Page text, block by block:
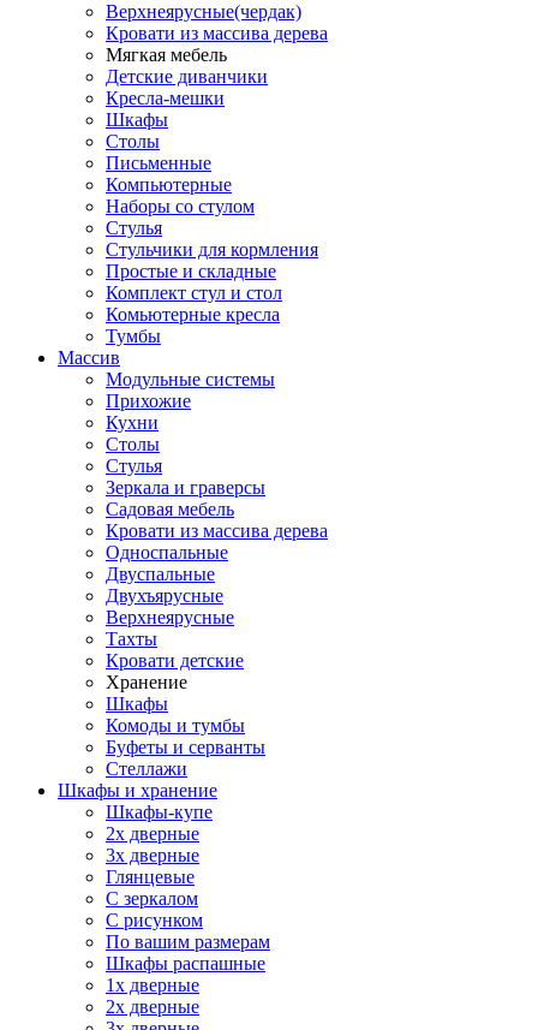
Верхнеярусные(чердак)
Кровати из массива дерева
Мягкая мебель
Детские диванчики
Кресла-мешки
Шкафы
Столы
Письменные
Компьютерные
Наборы со стулом
Стулья
Стульчики для кормления
Простые и складные
Комплект стул и стол
Комьютерные кресла
Тумбы
Массив
Модульные системы
Прихожие
Кухни
Столы
Стулья
Зеркала и граверсы
Садовая мебель
Кровати из массива дерева
Односпальные
Двуспальные
Двухъярусные
Верхнеярусные
Тахты
Кровати детские
Хранение
Шкафы
Комоды и тумбы
Буфеты и серванты
Стеллажи
Шкафы и хранение
Шкафы-купе
2х дверные
3х дверные
Глянцевые
С зеркалом
С рисунком
По вашим размерам
Шкафы распашные
1х дверные
2х дверные